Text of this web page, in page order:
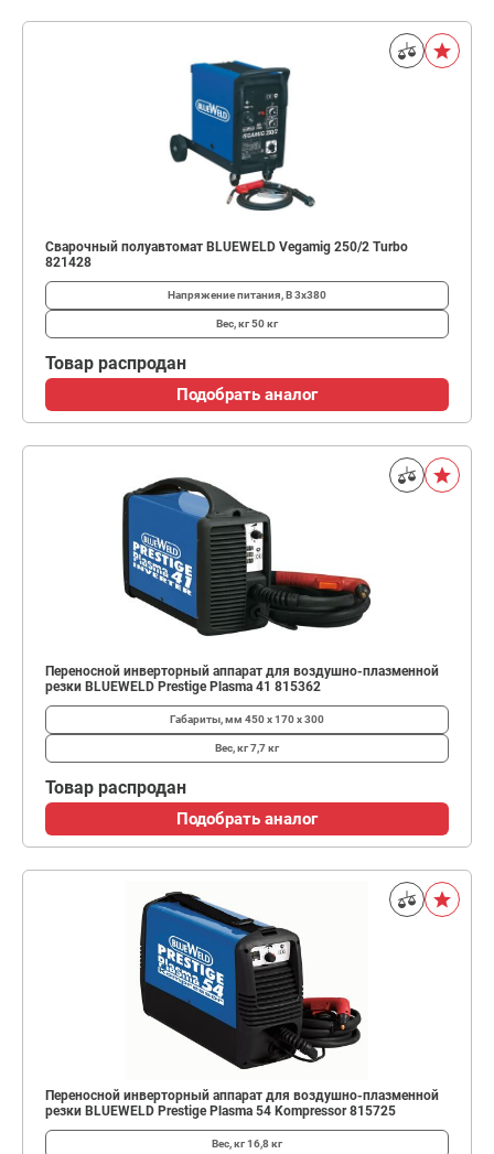
Сварочный полуавтомат BLUEWELD Vegamig 250/2 Turbo
821428
Напряжение питания, В3x380
Вес, кг50 кг
Товар распродан
Подобрать аналог
Переносной инверторный аппарат для воздушно-плазменной
резки BLUEWELD Prestige Plasma 41 815362
Габариты, мм 450 x 170 x 300
Вес, кг7,7 кг
Товар распродан
Подобрать аналог
Переносной инверторный аппарат для воздушно-плазменной
резки BLUEWELD Prestige Plasma 54 Kompressor 815725
Вес, кг16,8 кг